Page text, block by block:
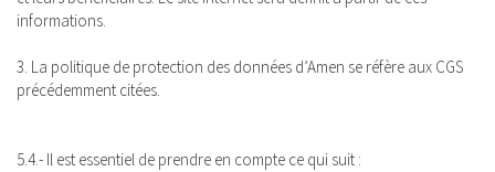
informations.
3. La politique de protection des données d’Amen se réfère aux CGS
précédemment citées.
5.4.- Il est essentiel de prendre en compte ce qui suit :